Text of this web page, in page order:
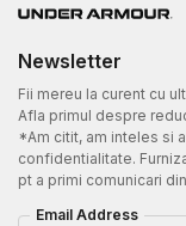
Newsletter
Fii mereu la curent cu
Afla primul despre
*Am citit, am inteles si
confidentialitate.
pt a primi comunicari
Email Address